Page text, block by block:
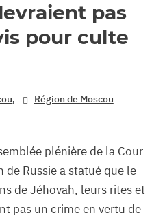
pas
pour culte
, Région de Moscou
plénière de la Cour
de Russie a statué que le
de Jéhovah, leurs rites et
pas un crime en vertu de